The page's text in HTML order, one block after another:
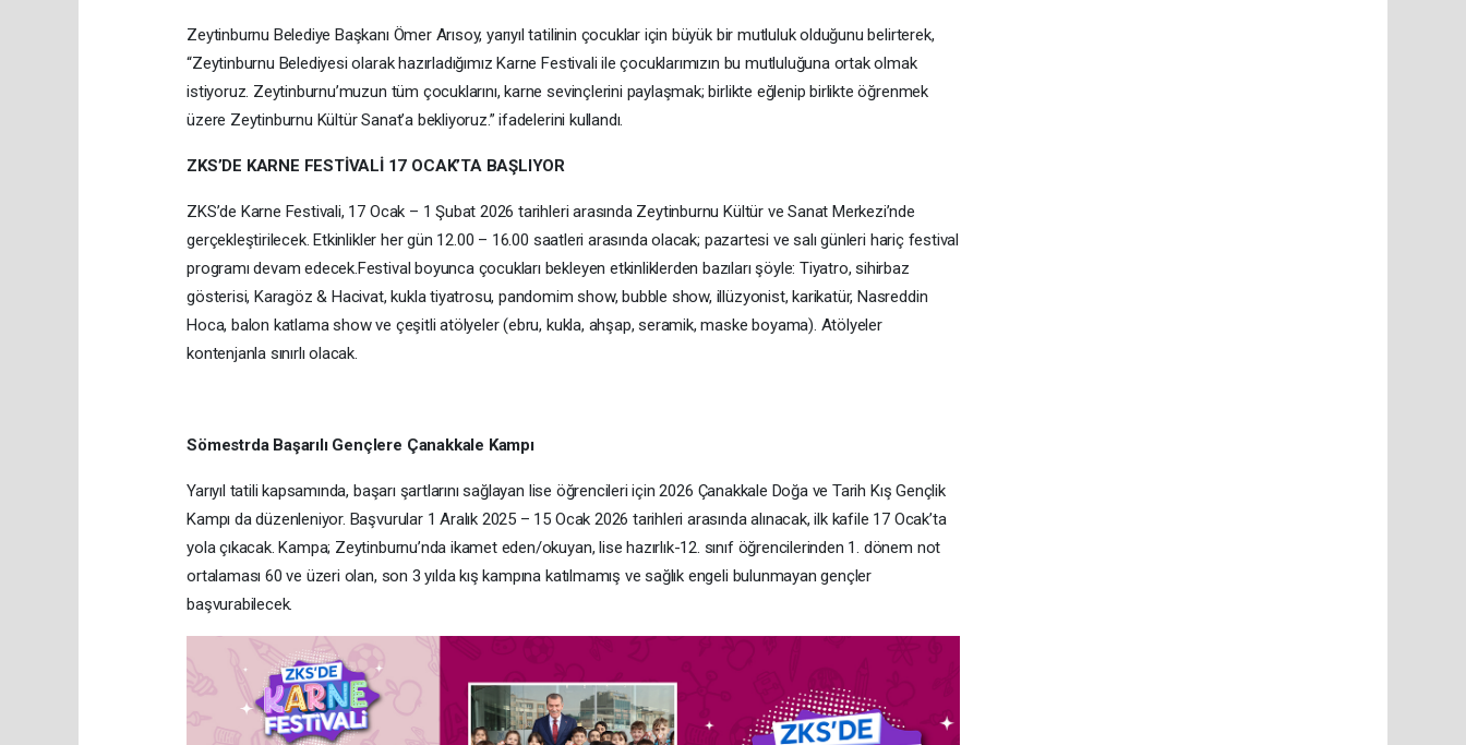
Zeytinburnu Belediye Başkanı Ömer Arısoy, yarıyıl tatilinin çocuklar için büyük bir mutluluk olduğunu belirterek,
“Zeytinburnu Belediyesi olarak hazırladığımız Karne Festivali ile çocuklarımızın bu mutluluğuna ortak olmak
istiyoruz. Zeytinburnu’muzun tüm çocuklarını, karne sevinçlerini paylaşmak; birlikte eğlenip birlikte öğrenmek
üzere Zeytinburnu Kültür Sanat’a bekliyoruz.” ifadelerini kullandı.
ZKS’DE KARNE FESTİVALİ 17 OCAK’TA BAŞLIYOR
ZKS’de Karne Festivali, 17 Ocak – 1 Şubat 2026 tarihleri arasında Zeytinburnu Kültür ve Sanat Merkezi’nde
gerçekleştirilecek. Etkinlikler her gün 12.00 – 16.00 saatleri arasında olacak; pazartesi ve salı günleri hariç festival
programı devam edecek.Festival boyunca çocukları bekleyen etkinliklerden bazıları şöyle: Tiyatro, sihirbaz
gösterisi, Karagöz & Hacivat, kukla tiyatrosu, pandomim show, bubble show, illüzyonist, karikatür, Nasreddin
Hoca, balon katlama show ve çeşitli atölyeler (ebru, kukla, ahşap, seramik, maske boyama). Atölyeler
kontenjanla sınırlı olacak.
Sömestrda Başarılı Gençlere Çanakkale Kampı
Yarıyıl tatili kapsamında, başarı şartlarını sağlayan lise öğrencileri için 2026 Çanakkale Doğa ve Tarih Kış Gençlik
Kampı da düzenleniyor. Başvurular 1 Aralık 2025 – 15 Ocak 2026 tarihleri arasında alınacak, ilk kafile 17 Ocak’ta
yola çıkacak. Kampa; Zeytinburnu’nda ikamet eden/okuyan, lise hazırlık-12. sınıf öğrencilerinden 1. dönem not
ortalaması 60 ve üzeri olan, son 3 yılda kış kampına katılmamış ve sağlık engeli bulunmayan gençler
başvurabilecek.